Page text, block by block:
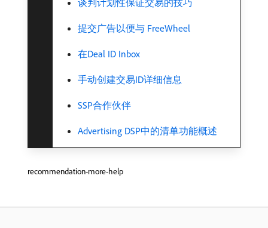
谈判计划性保证交易的技巧
提交广告以便与 FreeWheel
在Deal ID Inbox
手动创建交易ID详细信息
SSP合作伙伴
Advertising DSP中的清单功能概述
recommendation-more-help